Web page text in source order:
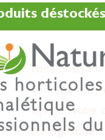
déstockés
Faites
Cliquez sur «
ajouter votre
paragraphe.